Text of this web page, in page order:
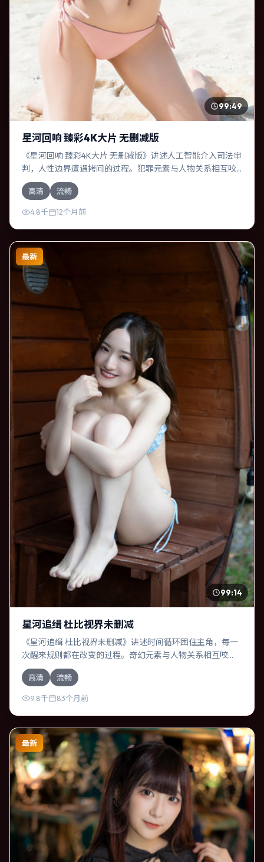
99:49
星河回响 臻彩4K大片 无删减版
《星河回响 臻彩4K大片 无删减版》讲述人工智能介入司法审
判，人性边界遭遇拷问的过程。犯罪元素与人物关系相互咬
合，奥卡菲娜、汤唯的对手戏尤为出彩。导演新海诚善于在
长镜头中积蓄张力，本片亦在中国台湾实地取景，增强真实
质感。
高清 流畅
4.8千 12个月前
最新
99:14
星河追缉 杜比视界未删减
《星河追缉 杜比视界未删减》讲述时间循环困住主角，每一
次醒来规则都在改变的过程。奇幻元素与人物关系相互咬
合，佛罗伦斯·珀、吴京的对手戏尤为出彩。导演乌尔善善于
在长镜头中积蓄张力，本片亦在加拿大实地取景，增强真实
质感。
高清 流畅
9.8千 83个月前
最新